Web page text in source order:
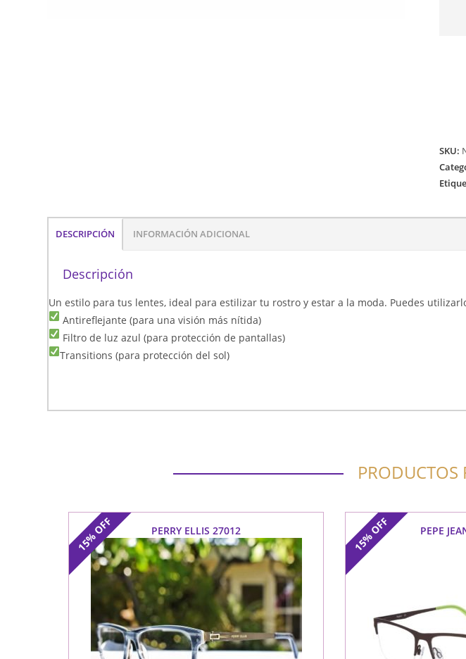
SKU:
DESCRIPCIÓN INFORMACIÓN ADICIONAL
Descripción
Un estilo para tus lentes, ideal para estilizar tu rostro y estar a la moda. Puedes
Antireflejante (para una visión más nítida)
Filtro de luz azul (para protección de pantallas)
Transitions (para protección del sol)
PRODUCTOS
15%
OFF PERRY ELLIS 27012 15%
OFF PEPE